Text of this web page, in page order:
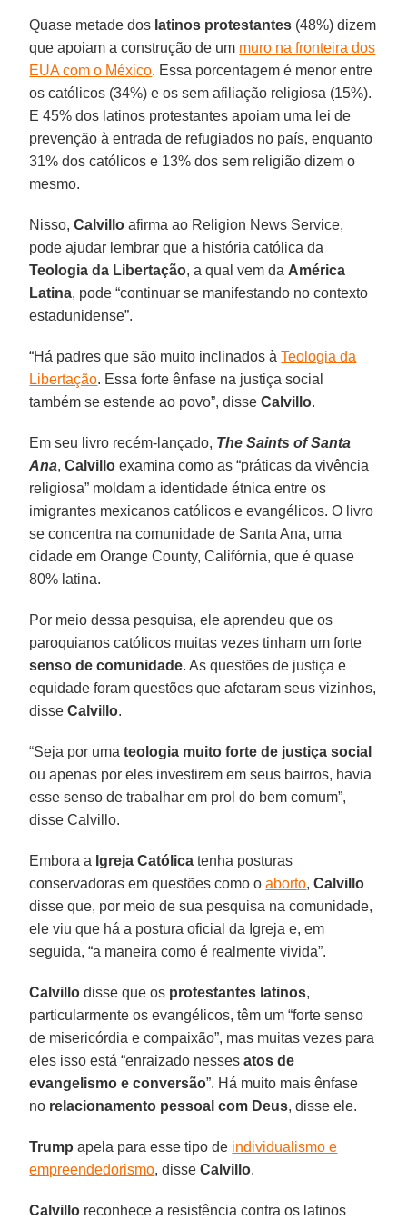
Quase metade dos latinos protestantes (48%) dizem
que apoiam a construção de um muro na fronteira dos
EUA com o México. Essa porcentagem é menor entre
os católicos (34%) e os sem afiliação religiosa (15%).
E 45% dos latinos protestantes apoiam uma lei de
prevenção à entrada de refugiados no país, enquanto
31% dos católicos e 13% dos sem religião dizem o
mesmo.
Nisso,Calvillo afirma ao Religion News Service,
pode ajudar lembrar que a história católica da
Teologia da Libertação, a qual vem da América
Latina, pode “continuar se manifestando no contexto
estadunidense”.
“Há padres que são muito inclinados àTeologia da
Libertação. Essa forte ênfase na justiça social
também se estende ao povo”, disseCalvillo.
Em seu livro recém-lançado, The Saints of Santa
Ana,Calvillo examina como as “práticas da vivência
religiosa” moldam a identidade étnica entre os
imigrantes mexicanos católicos e evangélicos. O livro
se concentra na comunidade de Santa Ana, uma
cidade em Orange County, Califórnia, que é quase
80% latina.
Por meio dessa pesquisa, ele aprendeu que os
paroquianos católicos muitas vezes tinham um forte
senso de comunidade. As questões de justiça e
equidade foram questões que afetaram seus vizinhos,
disseCalvillo.
“Seja por umateologia muito forte de justiça social
ou apenas por eles investirem em seus bairros, havia
esse senso de trabalhar em prol do bem comum”,
disse Calvillo.
Embora a Igreja Católica tenha posturas
conservadoras em questões como oaborto,Calvillo
disse que, por meio de sua pesquisa na comunidade,
ele viu que há a postura oficial da Igreja e, em
seguida, “a maneira como é realmente vivida”.
Calvillo disse que os protestantes latinos,
particularmente os evangélicos, têm um “forte senso
de misericórdia e compaixão”, mas muitas vezes para
eles isso está “enraizado nessesatos de
evangelismo e conversão”. Há muito mais ênfase
no relacionamento pessoal com Deus, disse ele.
Trump apela para esse tipo de individualismo e
empreendedorismo, disseCalvillo.
Calvillo reconhece a resistência contra os latinos